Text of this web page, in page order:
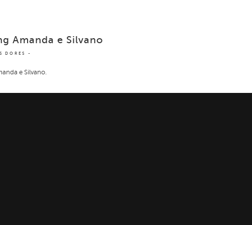
DORES
Amanda e Silvano
e Silvano.